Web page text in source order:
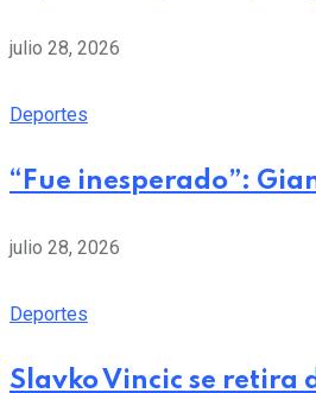
julio 28, 2026
Deportes
“Fue inesperado”:
julio 28, 2026
Deportes
Slavko Vincic se retira